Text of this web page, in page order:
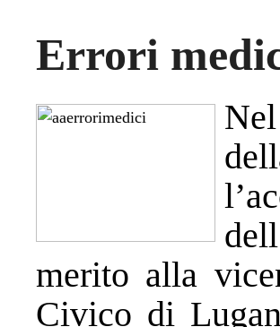
Errori
merito alla
Civico di